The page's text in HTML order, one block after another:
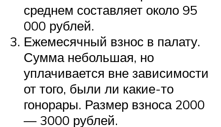
среднем составляет около 95
000 рублей.
Ежемесячный взнос в палату.
Сумма небольшая, но
уплачивается вне зависимости
от того, были ли какие-то
гонорары. Размер взноса 2000
— 3000 рублей.